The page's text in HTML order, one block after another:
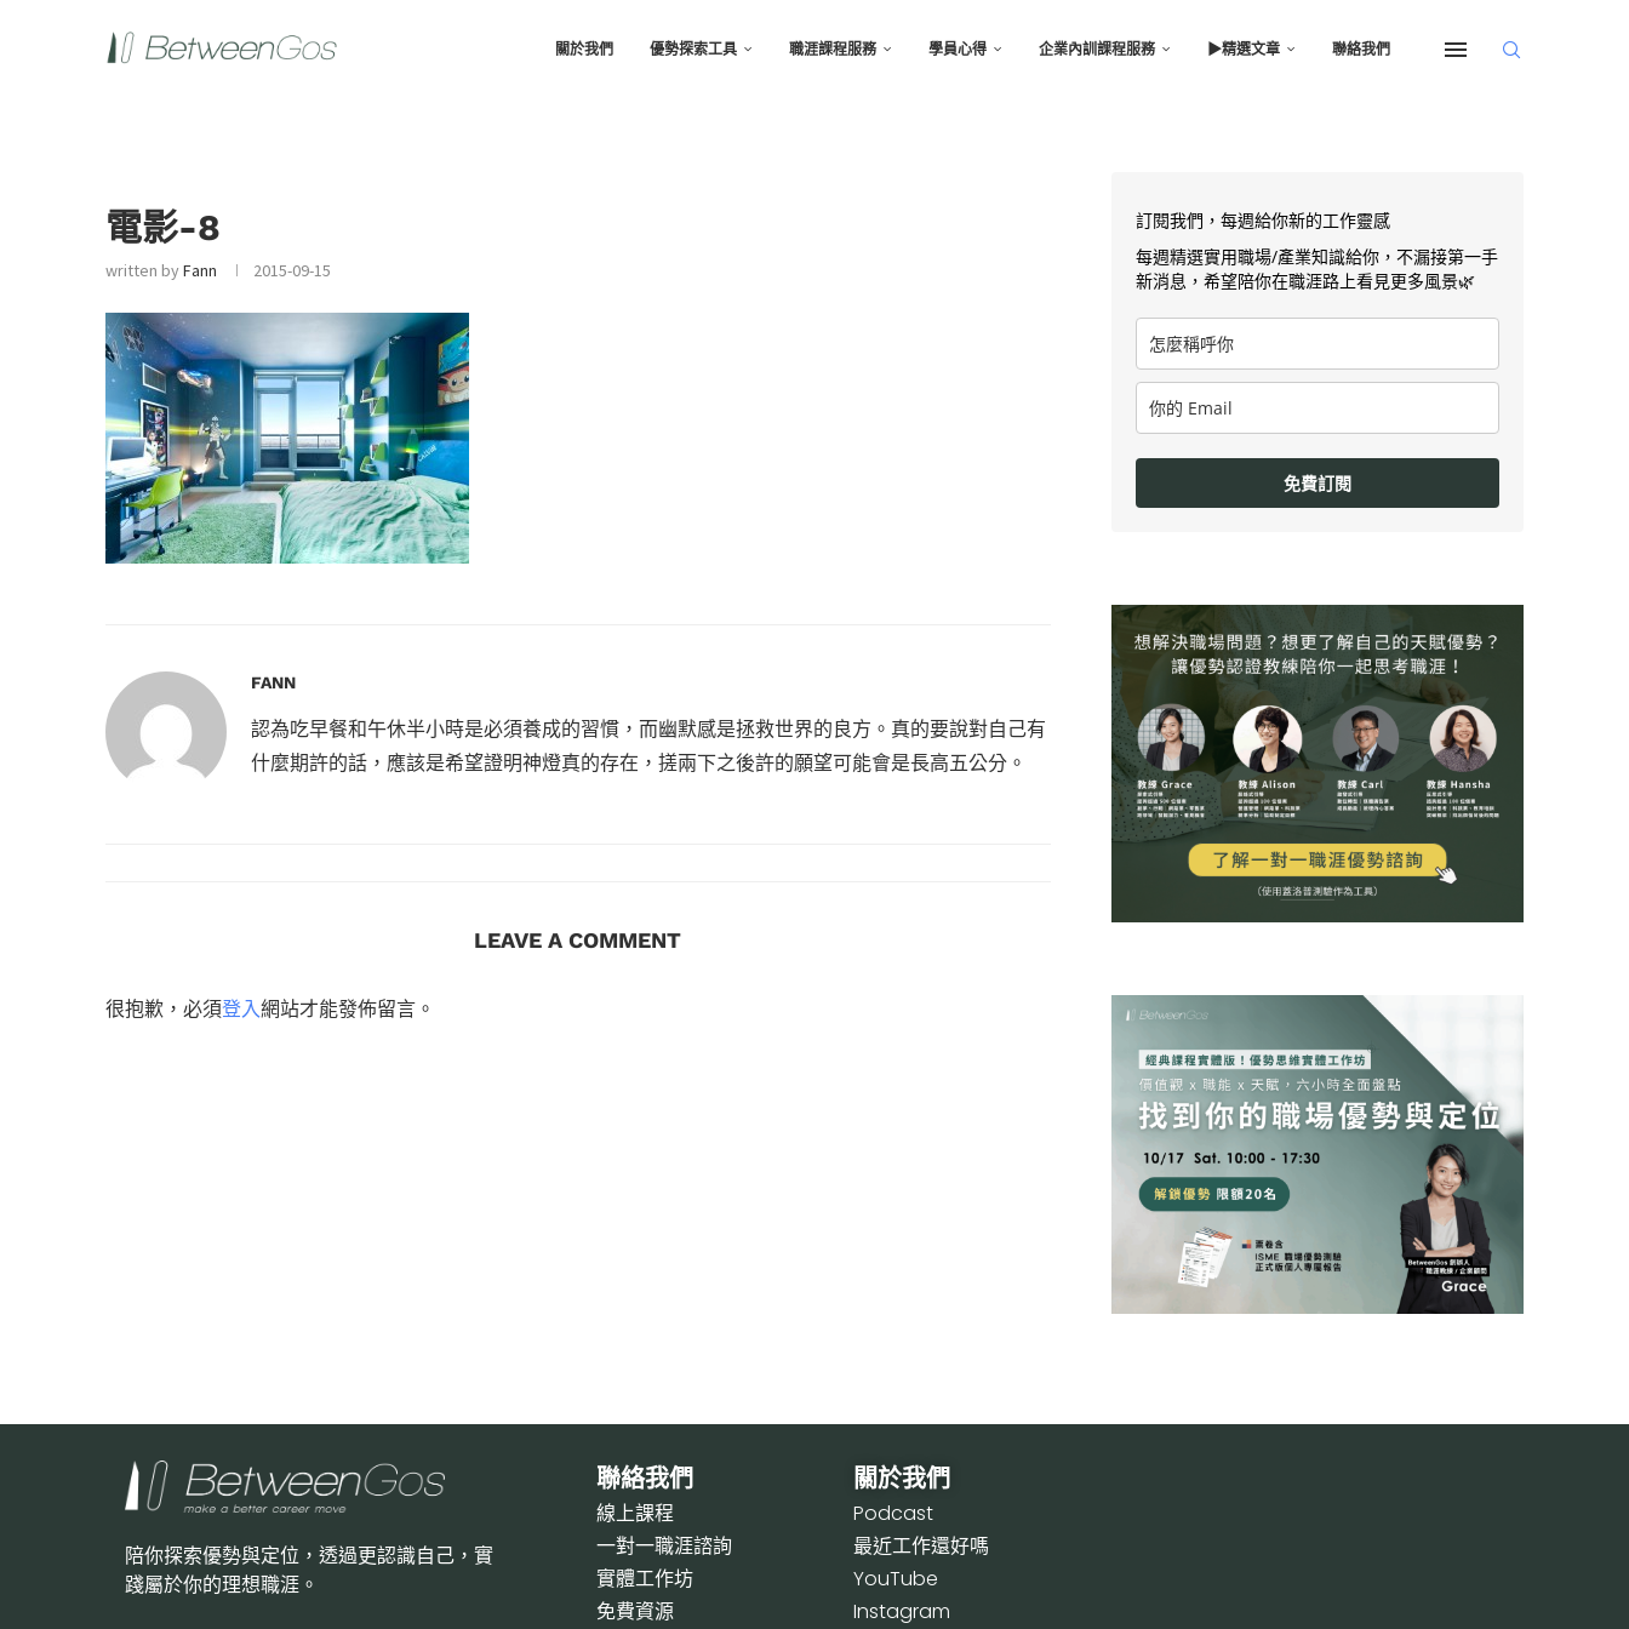
關於我們 優勢探索工具 職涯課程服務 學員心得 企業內訓課程服務 ▶︎精選文章 聯絡我們
電影-8
written byFann 2015-09-15
FANN
認為吃早餐和午休半小時是必須養成的習慣，而幽默感是拯救世界的良方。真的要說對自己有
什麼期許的話，應該是希望證明神燈真的存在，搓兩下之後許的願望可能會是長高五公分。
LEAVE A COMMENT
很抱歉，必須登入網站才能發佈留言。
訂閱我們，每週給你新的工作靈感
每週精選實用職場/產業知識給你，不漏接第一手
新消息，希望陪你在職涯路上看見更多風景🌿
免費訂閱
陪你探索優勢與定位，透過更認識自己，實
踐屬於你的理想職涯。
聯絡我們
線上課程
一對一職涯諮詢
實體工作坊
免費資源
關於我們
Podcast
最近工作還好嗎
YouTube
Instagram